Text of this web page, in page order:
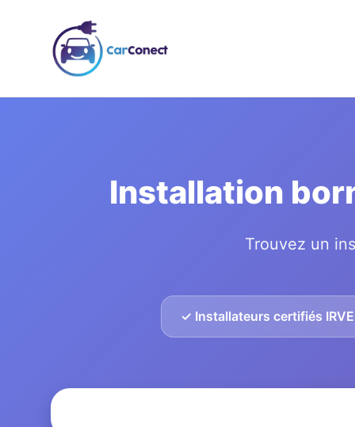
Installation
Trouvez un
✓ Installateurs certifiés IRVE